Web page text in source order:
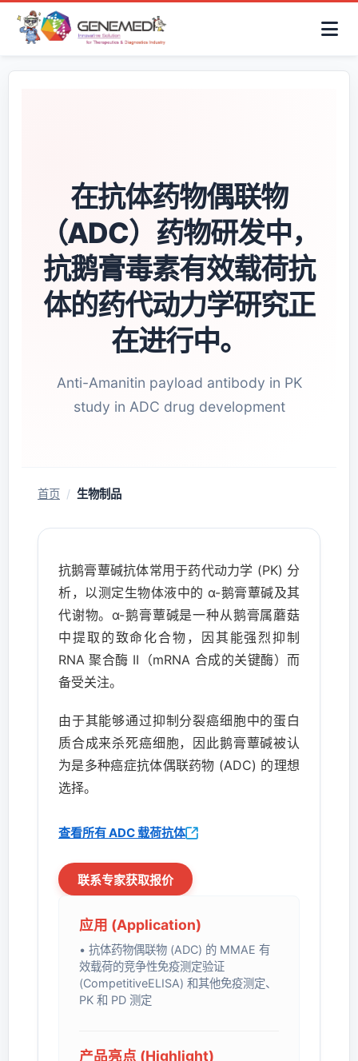
在抗体药物偶联物
（ADC）药物研发中，
抗鹅膏毒素有效载荷抗
体的药代动力学研究正
在进行中。
Anti-Amanitin payload antibody in PK
study in ADC drug development
首页 / 生物制品
抗鹅膏蕈碱抗体常用于药代动力学 (PK) 分
析，以测定生物体液中的 α-鹅膏蕈碱及其
代谢物。α-鹅膏蕈碱是一种从鹅膏属蘑菇
中提取的致命化合物，因其能强烈抑制
RNA 聚合酶 II（mRNA 合成的关键酶）而
备受关注。
由于其能够通过抑制分裂癌细胞中的蛋白
质合成来杀死癌细胞，因此鹅膏蕈碱被认
为是多种癌症抗体偶联药物 (ADC) 的理想
选择。
查看所有 ADC 载荷抗体
联系专家获取报价
应用 (Application)
• 抗体药物偶联物 (ADC) 的 MMAE 有
效载荷的竞争性免疫测定验证
(CompetitiveELISA) 和其他免疫测定、
PK 和 PD 测定
产品亮点 (Highlight)